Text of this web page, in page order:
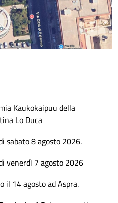
Kaukokaipuu della
Lo Duca
sabato 8 agosto 2026.
venerdì 7 agosto 2026
il 14 agosto ad Aspra.